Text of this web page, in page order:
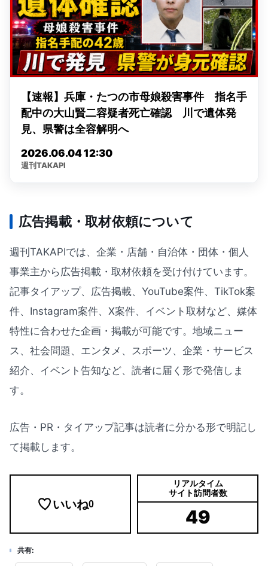
広告掲載・取材依頼について
週刊TAKAPIでは、企業・店舗・自治体・団体・個人
事業主から広告掲載・取材依頼を受け付けています。
記事タイアップ、広告掲載、YouTube案件、TikTok案
件、Instagram案件、X案件、イベント取材など、媒体
特性に合わせた企画・掲載が可能です。地域ニュー
ス、社会問題、エンタメ、スポーツ、企業・サービス
紹介、イベント告知など、読者に届く形で発信しま
す。
広告・PR・タイアップ記事は読者に分かる形で明記し
て掲載します。
いいね0
リアルタイム
サイト訪問者数
49
共有: